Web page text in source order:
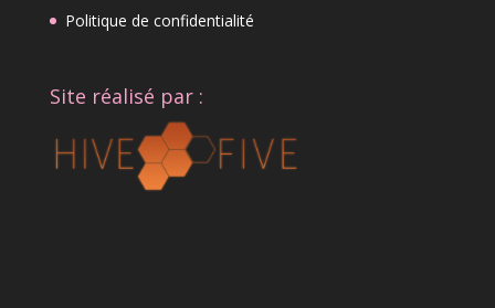
Politique de confidentialité
Site réalisé par :